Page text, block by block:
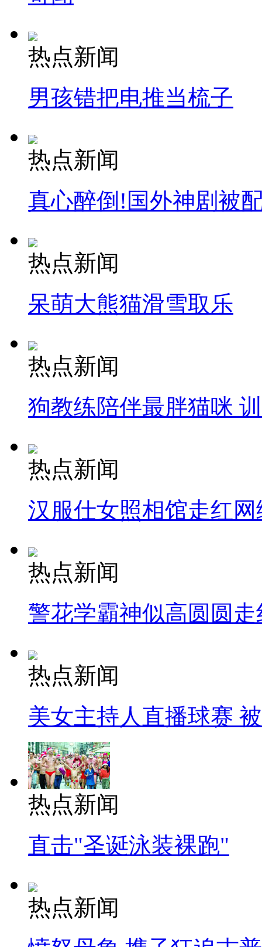
热点新闻
男孩错把电推当梳子
热点新闻
真心醉倒!国外神剧被
热点新闻
呆萌大熊猫滑雪取乐
热点新闻
狗教练陪伴最胖猫咪
热点新闻
汉服仕女照相馆走红网
热点新闻
警花学霸神似高圆圆走
热点新闻
美女主持人直播球赛
热点新闻
直击"圣诞泳装裸跑"
热点新闻